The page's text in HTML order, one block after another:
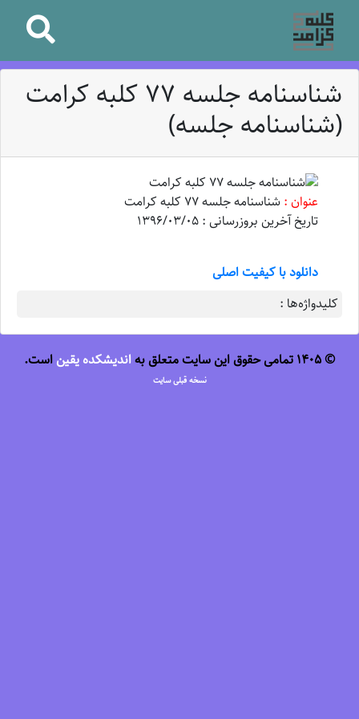
شناسنامه جلسه 77 کلبه کرامت
(شناسنامه جلسه)
عنوان : شناسنامه جلسه 77 کلبه کرامت
تاریخ آخرین بروزرسانی : 1396/03/05
دانلود با کیفیت اصلی
کلیدواژه‌ها :
© 1405 تمامی حقوق این سایت متعلق به اندیشکده یقین است.
نسخه قبلی سایت